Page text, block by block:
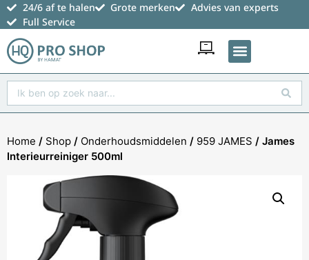
24/6 af te halen Grote merken
Advies van experts
Full Service
Home / Shop / Onderhoudsmiddelen / 959 JAMES / James
Interieurreiniger 500ml